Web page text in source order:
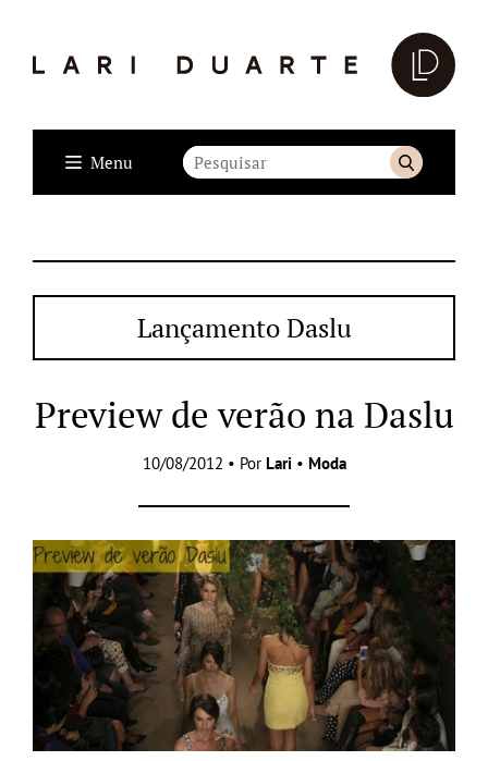
Menu
Lançamento Daslu
Preview de verão na Daslu
10/08/2012 • Por Lari • Moda